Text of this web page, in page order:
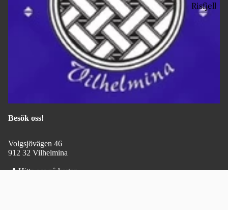
Risfjell
Besök oss!
Volgsjövägen 46
912 32 Vilhelmina
📍Hitta oss på kartan